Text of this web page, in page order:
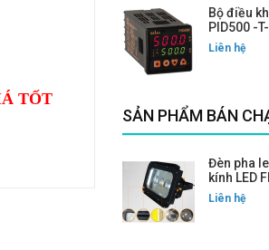
TỐT
Bộ điều
PID500 -
Liên hệ
SẢN PHẨM BÁN
Đèn pha
kính LED
Liên hệ